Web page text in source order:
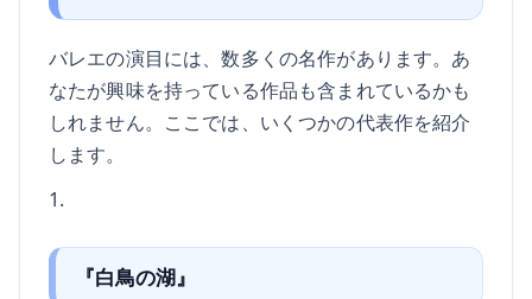
バレエの演目には、数多くの名作があります。あ
なたが興味を持っている作品も含まれているかも
しれません。ここでは、いくつかの代表作を紹介
します。
1.
『白鳥の湖』